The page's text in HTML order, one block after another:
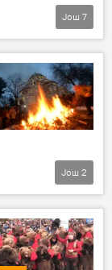
Још 7
Још 2